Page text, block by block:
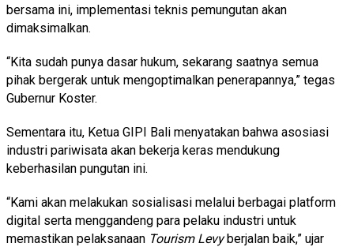
bersama ini, implementasi teknis pemungutan akan
dimaksimalkan.
“Kita sudah punya dasar hukum, sekarang saatnya semua
pihak bergerak untuk mengoptimalkan penerapannya,” tegas
Gubernur Koster.
Sementara itu, Ketua GIPI Bali menyatakan bahwa asosiasi
industri pariwisata akan bekerja keras mendukung
keberhasilan pungutan ini.
“Kami akan melakukan sosialisasi melalui berbagai platform
digital serta menggandeng para pelaku industri untuk
memastikan pelaksanaan Tourism Levyberjalan baik,” ujar